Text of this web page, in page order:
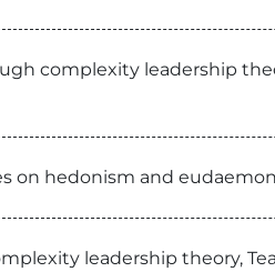
complexity leadership
on hedonism and
leadership theory,